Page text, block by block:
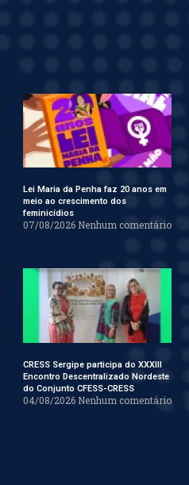
Lei Maria da Penha faz 20 anos em
meio ao crescimento dos
feminicídios
07/08/2026 Nenhum comentário
CRESS Sergipe participa do XXXIII
Encontro Descentralizado Nordeste
do Conjunto CFESS-CRESS
04/08/2026 Nenhum comentário